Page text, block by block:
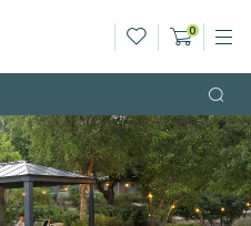
Wunschliste
0